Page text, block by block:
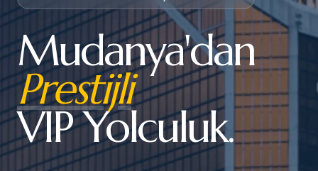
Mudanya'dan
Prestijli
VIP Yolculuk.